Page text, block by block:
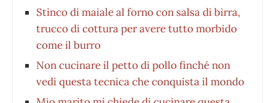
Stinco di maiale al forno con salsa di birra,
trucco di cottura per avere tutto morbido
come il burro
Non cucinare il petto di pollo finché non
vedi questa tecnica che conquista il mondo